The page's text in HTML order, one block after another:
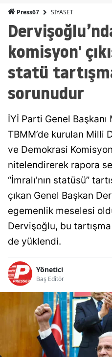
Press67 SİYASET
komisyon'
statü
sorunudur
İYİ Parti Genel
TBMM’de kurulan Milli
ve Demokrasi
nitelendirerek rapora
“İmralı’nın statüsü”
çıkan Genel Başkan
egemenlik meselesi
Dervişoğlu, bu
de yüklendi.
Yönetici
Baş Editör